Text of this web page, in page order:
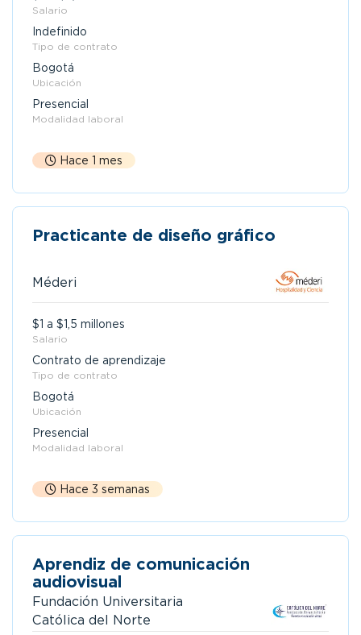
Salario
Indefinido
Tipo de contrato
Bogotá
Ubicación
Presencial
Modalidad laboral
Hace 1 mes
Practicante de diseño gráfico
Méderi
$1 a $1,5 millones
Salario
Contrato de aprendizaje
Tipo de contrato
Bogotá
Ubicación
Presencial
Modalidad laboral
Hace 3 semanas
Aprendiz de comunicación
audiovisual
Fundación Universitaria
Católica del Norte